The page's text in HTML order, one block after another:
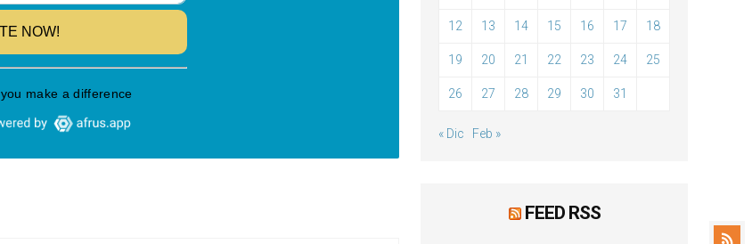
12 13 14 15 16 17 18
19 20 21 22 23 24 25
26 27 28 29 30 31
« Dic Feb »
FEED RSS